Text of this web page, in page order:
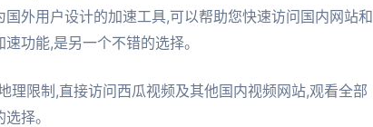
外用户设计的加速工具,可以帮助您快速访问国内网站和
功能,是另一个不错的选择。
理限制,直接访问西瓜视频及其他国内视频网站,观看全部
择。